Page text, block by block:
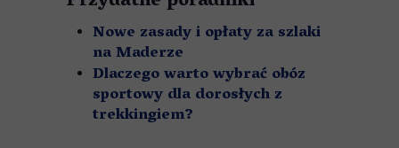
Nowe zasady i opłaty za szlaki
na Maderze
Dlaczego warto wybrać obóz
sportowy dla dorosłych z
trekkingiem?